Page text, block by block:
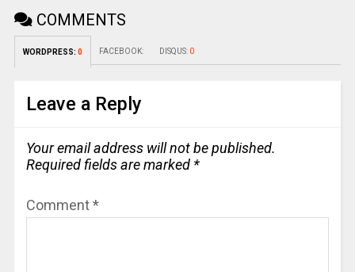
COMMENTS
WORDPRESS: 0 FACEBOOK: DISQUS: 0
Leave a Reply
Your email address will not be published.
Required fields are marked *
Comment*